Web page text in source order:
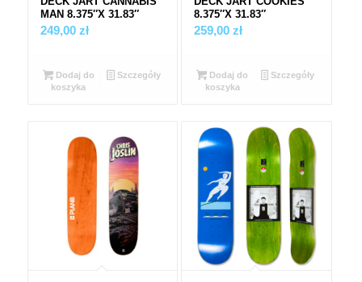
MAN 8.375″X 31.83″
249,00 zł
Dodaj do
koszyka
Szczegóły
8.375″X 31.83″
259,00 zł
Dodaj do
koszyka
Szczegóły